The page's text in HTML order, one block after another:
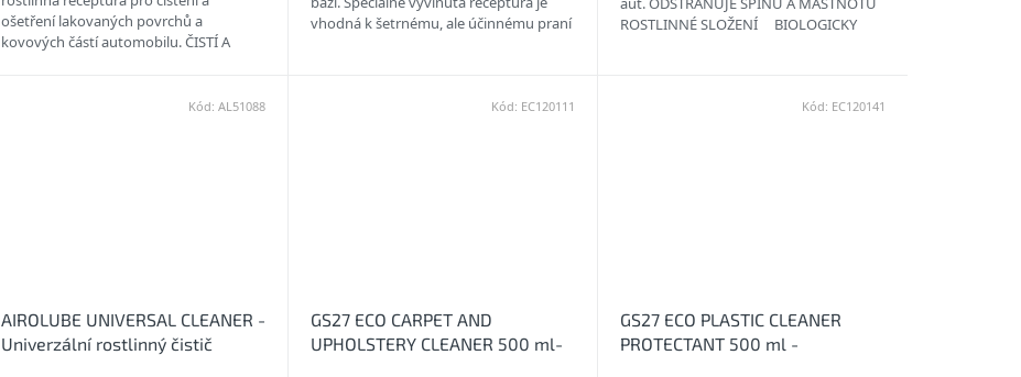
ošetření lakovaných povrchů a
kovových částí automobilu. ČISTÍ A
vhodná k šetrnému, ale účinnému praní
ROSTLINNÉ SLOŽENÍ BIOLOGICKY
AIROLUBE UNIVERSAL CLEANER -
Univerzální rostlinný čistič
Kód: AL51088
GS27 ECO CARPET AND
UPHOLSTERY CLEANER 500 ml-
Kód: EC120111
GS27 ECO PLASTIC CLEANER
PROTECTANT 500 ml -
Kód: EC120141